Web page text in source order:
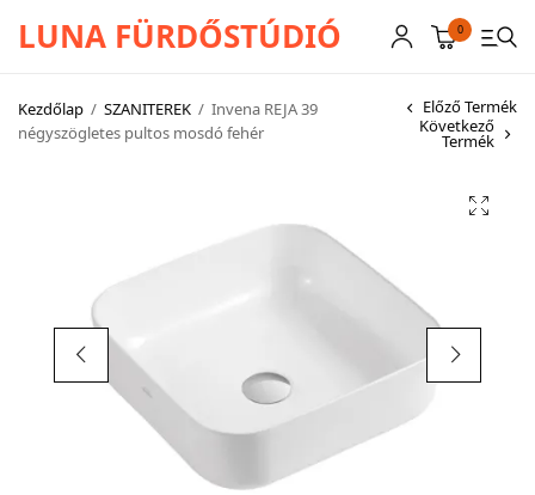
LUNA FÜRDŐSTÚDIÓ 0
Kezdőlap / SZANITEREK / Invena REJA 39
négyszögletes pultos mosdó fehér
Előző Termék
Következő
Termék
KABINOK – TÁLCÁK
TOVÁBBI TERMÉKEK
BEMUTATÓTERMÜNK KÉPEKBEN